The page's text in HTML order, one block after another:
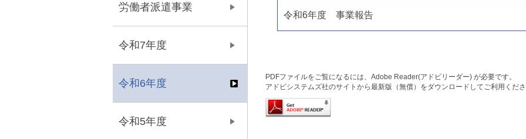
令和6年度 事業報告
PDFファイルをご覧になるには、Adobe Reader(アドビリーダー) が必要です。
アドビシステムズ社のサイトから最新版（無償）をダウンロードしてご利用くだ
労働者派遣事業
令和7年度
令和6年度
令和5年度